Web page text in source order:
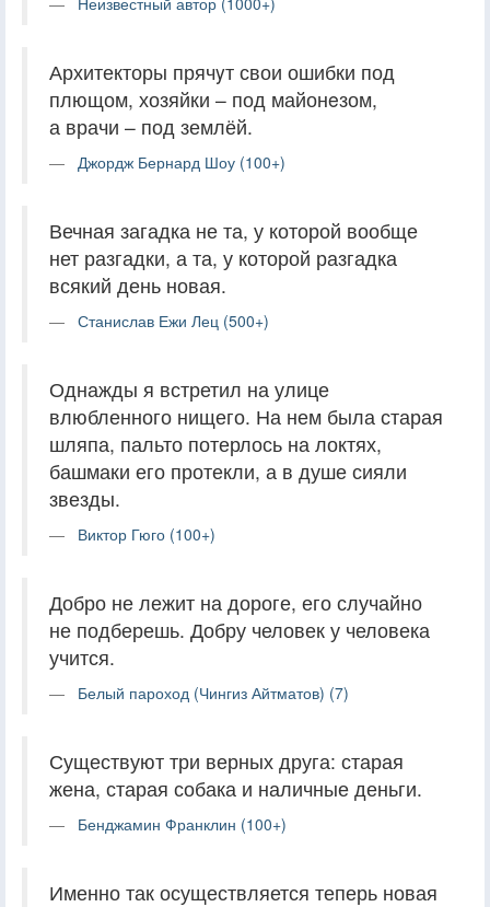
Архитекторы прячyт свои ошибки под
плющом, хозяйки – под майонeзом,
а врачи – под землёй.
Джордж Бернард Шоу (100+)
Вечная загадка не та, у которой вообще
нет разгадки, а та, у которой разгадка
всякий день новая.
Станислав Ежи Лец (500+)
Однажды я встретил на улице
влюбленного нищего. На нем была старая
шляпа, пальто потерлось на локтях,
башмаки его протекли, а в душе сияли
звезды.
Виктор Гюго (100+)
Добро не лежит на дороге, его случайно
не подбе­решь. Добру человек у человека
учится.
Белый пароход (Чингиз Айтматов) (7)
Существуют три верных друга: старая
жена, старая собака и наличные деньги.
Бенджамин Франклин (100+)
Именно так осуществляется теперь новая